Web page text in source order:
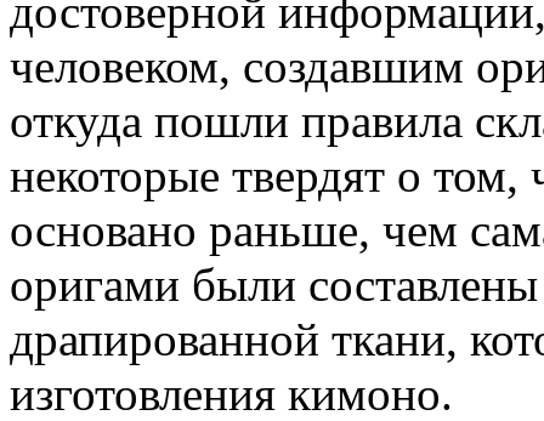
достоверной
человеком, создавшим
откуда пошли правила
некоторые твердят о том,
основано раньше, чем
оригами были
драпированной ткани,
изготовления кимоно.